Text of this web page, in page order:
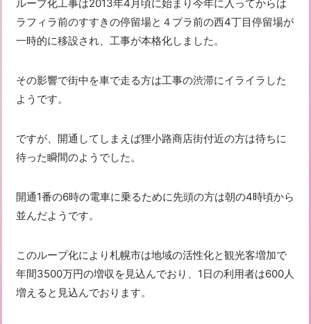
ループ化工事は2013年4月頃に始まり今年に入ってからは
ラフィラ前のすすきの停留場と４プラ前の西4丁目停留場が
一時的に移設され、工事が本格化しました。
その影響で街中を車で走る方は工事の渋滞にイライラした
ようです。
ですが、開通してしまえば狸小路商店街付近の方は待ちに
待った瞬間のようでした。
開通1番の6時の電車に乗るために先頭の方は朝の4時頃から
並んだようです。
このループ化により札幌市は地域の活性化と観光客増加で
年間3500万円の増収を見込んでおり、1日の利用者は600人
増えると見込んでおります。